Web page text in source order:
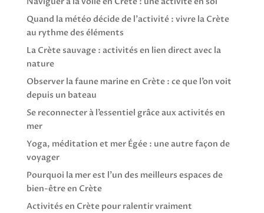
Quand la météo décide de l’activité : vivre la Crète
au rythme des éléments
La Crète sauvage : activités en lien direct avec la
nature
Observer la faune marine en Crète : ce que l’on voit
depuis un bateau
Se reconnecter à l’essentiel grâce aux activités en
mer
Yoga, méditation et mer Égée : une autre façon de
voyager
Pourquoi la mer est l’un des meilleurs espaces de
bien-être en Crète
Activités en Crète pour ralentir vraiment